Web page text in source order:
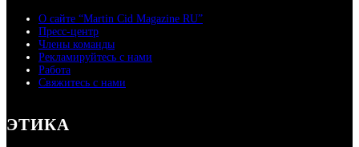
О сайте “Martin Cid Magazine RU”
Пресс-центр
Члены команды
Рекламируйтесь с нами
Работа
Свяжитесь с нами
ЭТИКА